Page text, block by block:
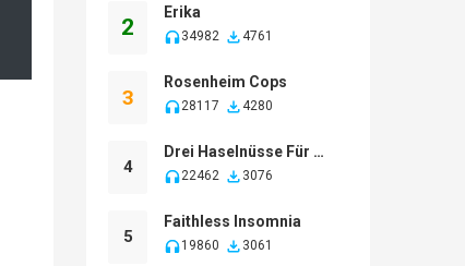
2
Erika
34982 4761
3
Rosenheim Cops
28117 4280
4
Drei Haselnüsse Für Aschenbrödel
22462 3076
5
Faithless Insomnia
19860 3061